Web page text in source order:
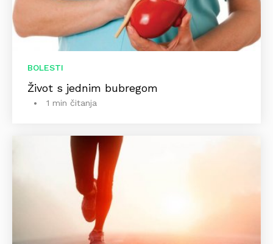
BOLESTI
Život s jednim bubregom
1 min čitanja